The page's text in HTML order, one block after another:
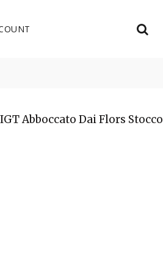
Abboccato Dai Flors Stocco